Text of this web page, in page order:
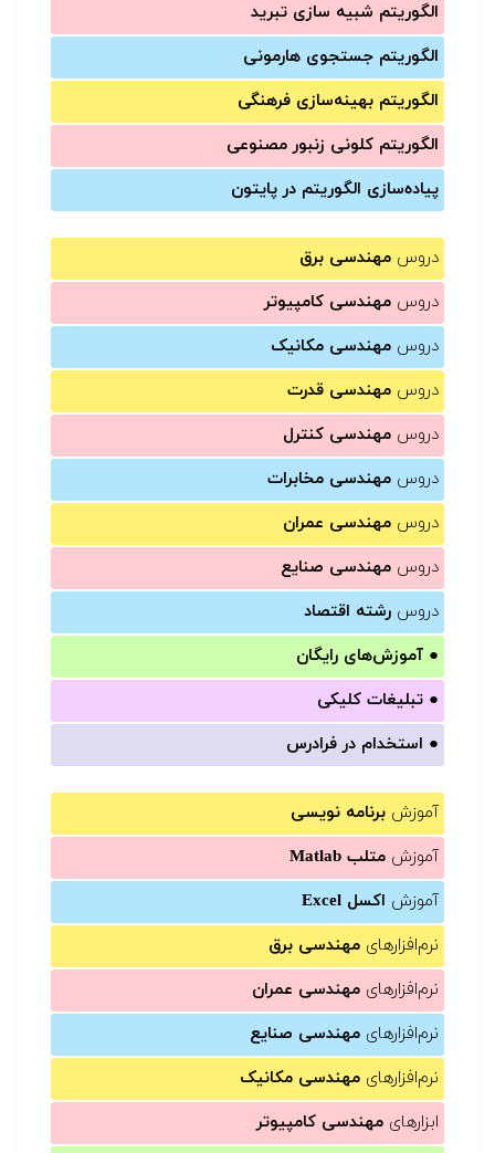
الگوریتم شبیه سازی تبرید
الگوریتم جستجوی هارمونی
الگوریتم بهینه‌سازی فرهنگی
الگوریتم کلونی زنبور مصنوعی
پیاده‌سازی الگوریتم در پایتون
دروس مهندسی برق
دروس مهندسی کامپیوتر
دروس مهندسی مکانیک
دروس مهندسی قدرت
دروس مهندسی کنترل
دروس مهندسی مخابرات
دروس مهندسی عمران
دروس مهندسی صنایع
دروس رشته اقتصاد
● آموزش‌های رایگان
● تبلیغات کلیکی
● استخدام در فرادرس
آموزش برنامه نویسی
آموزش متلب Matlab
آموزش اکسل Excel
نرم‌افزارهای مهندسی برق
نرم‌افزارهای مهندسی عمران
نرم‌افزارهای مهندسی صنایع
نرم‌افزارهای مهندسی مکانیک
ابزارهای مهندسی کامپیوتر